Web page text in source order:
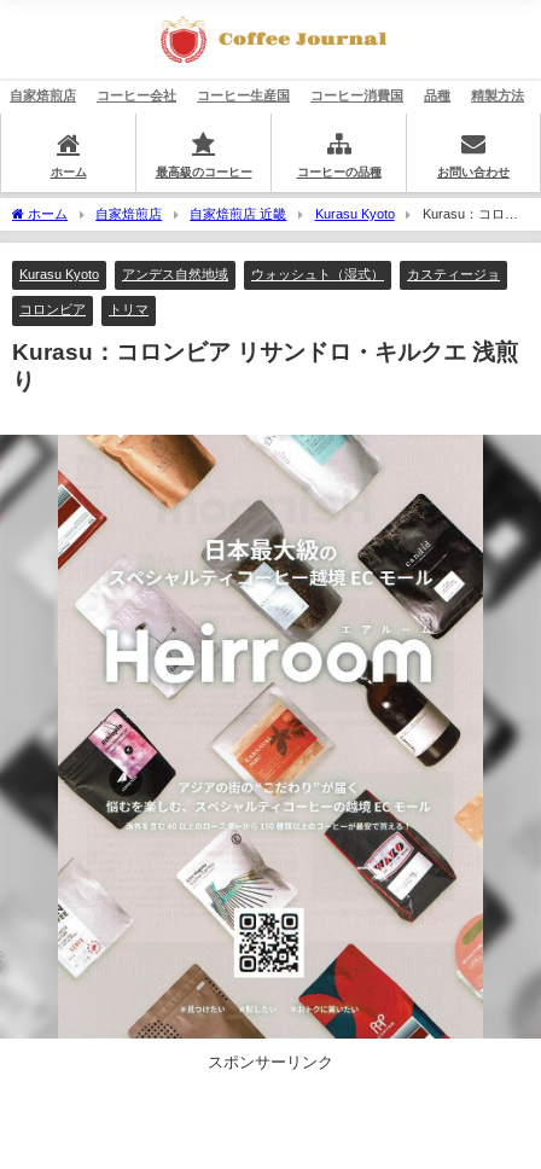
自家焙煎店 コーヒー会社 コーヒー生産国 コーヒー消費国 品種 精製方法
ホーム 最高級のコーヒー コーヒーの品種 お問い合わせ
ホーム 自家焙煎店 自家焙煎店 近畿 Kurasu Kyoto
Kurasu：コロン
ビア リサンドロ・キルクエ 浅煎り
Kurasu Kyoto アンデス自然地域 ウォッシュト（湿式） カスティージョ
コロンビア トリマ
Kurasu：コロンビア リサンドロ・キルクエ 浅煎
り
スポンサーリンク